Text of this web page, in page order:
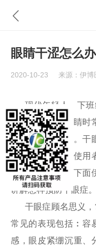
眼睛干涩怎么办
2020-10-23 来源：伊博
现代年轻人，下
有没有注意到眼睛时
是干眼症的症状。干
青少年、计算机使用
眼药水者等等。下面
讲解怎样预防干眼症。
干眼症顾名思义
常见的表现包括︰容
感，眼皮紧绷沉重、